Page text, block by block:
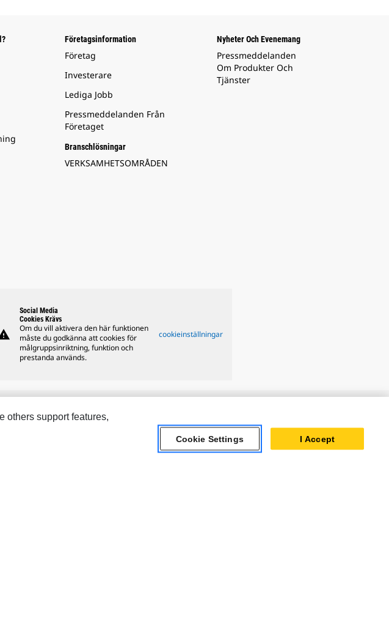
Företagsinformation
Företag
Investerare
Lediga Jobb
Pressmeddelanden Från
Företaget
Branschlösningar
VERKSAMHETSOMRÅDEN
Nyheter Och Evenemang
Pressmeddelanden
Om Produkter Och
Tjänster
Social Media
Cookies Krävs
Om du vill aktivera den här funktionen
måste du godkänna att cookies för
målgruppsinriktning, funktion och
prestanda används.
cookieinställningar
SPM Oil & Gas
others support features,
Cookie Settings I Accept